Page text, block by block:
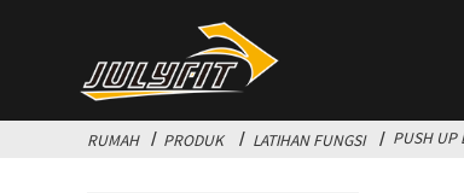
RUMAH PRODUK LATIHAN FUNGSI PUSH UP